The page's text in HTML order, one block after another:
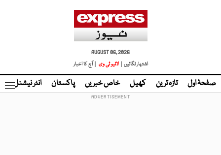
AUGUST 06, 2026
اشتہار لگائیں |
لائیو ٹی وی | آج کا اخبار
صفحۂ اول تازہ ترین کھیل خاص خبریں پاکستان انٹر نیشنل